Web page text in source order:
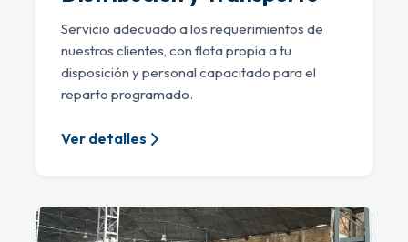
Servicio adecuado a los requerimientos de
nuestros clientes, con flota propia a tu
disposición y personal capacitado para el
reparto programado.
Ver detalles